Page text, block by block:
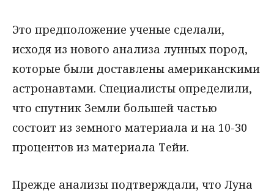
Это предположение ученые сделали,
исходя из нового анализа лунных пород,
которые были доставлены американскими
астронавтами. Специалисты определили,
что спутник Земли большей частью
состоит из земного материала и на 10-30
процентов из материала Тейи.
Прежде анализы подтверждали, что Луна